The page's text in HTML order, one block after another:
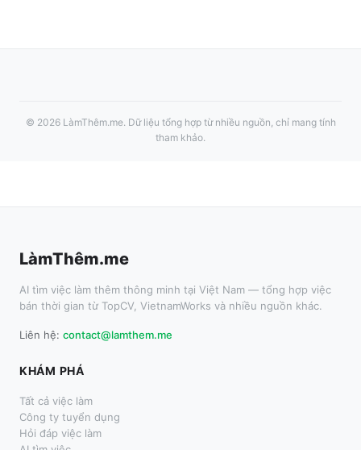
© 2026 LàmThêm.me. Dữ liệu tổng hợp từ nhiều nguồn, chỉ mang tính
tham khảo.
LàmThêm.me
AI tìm việc làm thêm thông minh tại Việt Nam — tổng hợp việc
bán thời gian từ TopCV, VietnamWorks và nhiều nguồn khác.
Liên hệ: contact@lamthem.me
KHÁM PHÁ
Tất cả việc làm
Công ty tuyển dụng
Hỏi đáp việc làm